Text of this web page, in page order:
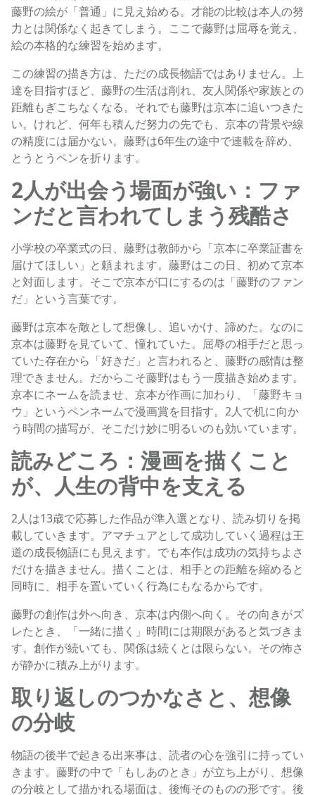
藤野の絵が「普通」に見え始める。才能の比較は本人の努
力とは関係なく起きてしまう。ここで藤野は屈辱を覚え、
絵の本格的な練習を始めます。
この練習の描き方は、ただの成長物語ではありません。上
達を目指すほど、藤野の生活は削れ、友人関係や家族との
距離もぎこちなくなる。それでも藤野は京本に追いつきた
い。けれど、何年も積んだ努力の先でも、京本の背景や線
の精度には届かない。藤野は6年生の途中で連載を辞め、
とうとうペンを折ります。
2人が出会う場面が強い：ファ
ンだと言われてしまう残酷さ
小学校の卒業式の日、藤野は教師から「京本に卒業証書を
届けてほしい」と頼まれます。藤野はこの日、初めて京本
と対面します。そこで京本が口にするのは「藤野のファン
だ」という言葉です。
藤野は京本を敵として想像し、追いかけ、諦めた。なのに
京本は藤野を見ていて、憧れていた。屈辱の相手だと思っ
ていた存在から「好きだ」と言われると、藤野の感情は整
理できません。だからこそ藤野はもう一度描き始めます。
京本にネームを読ませ、京本が作画に加わり、「藤野キョ
ウ」というペンネームで漫画賞を目指す。2人で机に向か
う時間の描写が、そこだけ妙に明るいのも効いています。
読みどころ：漫画を描くこと
が、人生の背中を支える
2人は13歳で応募した作品が準入選となり、読み切りを掲
載していきます。アマチュアとして成功していく過程は王
道の成長物語にも見えます。でも本作は成功の気持ちよさ
だけを描きません。描くことは、相手との距離を縮めると
同時に、相手を置いていく行為にもなるからです。
藤野の創作は外へ向き、京本は内側へ向く。その向きがズ
レたとき、「一緒に描く」時間には期限があると気づきま
す。創作が続いても、関係は続くとは限らない。その怖さ
が静かに積み上がります。
取り返しのつかなさと、想像
の分岐
物語の後半で起きる出来事は、読者の心を強引に持ってい
きます。藤野の中で「もしあのとき」が立ち上がり、想像
の分岐として描かれる場面は、後悔そのものの形です。後